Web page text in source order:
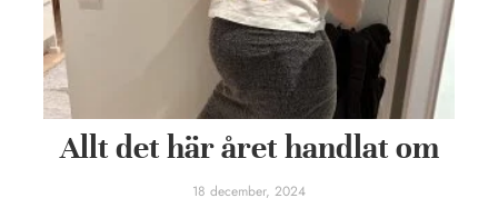
Allt det här året handlat om
18 december, 2024